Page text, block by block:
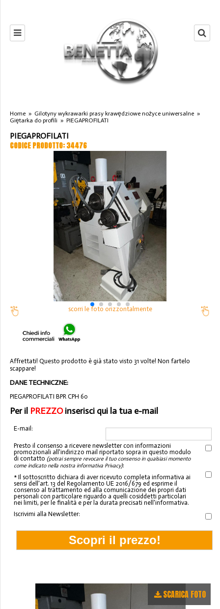
Home » Gilotyny wykrawarki prasy krawędziowe nożyce uniwersalne »
Giętarka do profili » PIEGAPROFILATI
PIEGAPROFILATI
CODICE PRODOTTO: 34476
scorri le foto orizzontalmente
Affrettati! Questo prodotto è già stato visto 31 volte! Non fartelo
scappare!
DANE TECHNICZNE:
PIEGAPROFILATI BPR CPH 60
Per il PREZZOinserisci qui la tua e-mail
E-mail:
Presto il consenso a ricevere newsletter con informazioni
promozionali all'indirizzo mail riportato sopra in questo modulo
di contatto (potrai sempre revocare il tuo consenso in qualsiasi momento
come indicato nella nostra informativa Privacy):
* Il sottoscritto dichiara di aver ricevuto completa informativa ai
sensi dell'art. 13 del Regolamento UE 2016/679 ed esprime il
consenso al trattamento ed alla comunicazione dei propri dati
personali con particolare riguardo a quelli cosiddetti particolari
nei limiti, per le finalità e per la durata precisati nell'informativa.
Iscrivimi alla Newsletter:
SCARICA FOTO